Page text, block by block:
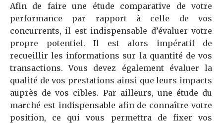
Afin de faire une étude comparative de votre
performance par rapport à celle de vos
concurrents, il est indispensable d’évaluer votre
propre potentiel. Il est alors impératif de
recueillir les informations sur la quantité de vos
transactions. Vous devez également évaluer la
qualité de vos prestations ainsi que leurs impacts
auprès de vos cibles. Par ailleurs, une étude du
marché est indispensable afin de connaître votre
position, ce qui vous permettra de fixer vos